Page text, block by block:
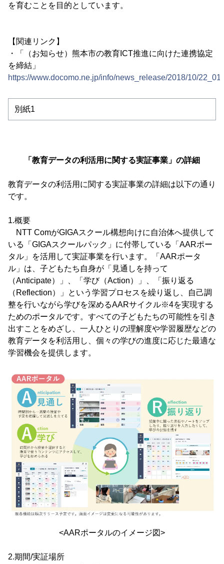
を育むことを目的としています。
【関連リンク】
・「（お知らせ）熊本市の教育ICT推進に向けた連携協定
を締結」
https://www.docomo.ne.jp/info/news_release/2018/10/
別紙1
「教育データの利活用に関する実証事業」の詳細
教育データの利活用に関する実証事業の詳細は以下の通り
です。
1.概要
NTT ComがGIGAスクール構想向けに自治体へ提供して
いる「GIGAスクールパック」に付帯している「AARポー
タル」を活用して実証事業を行います。「AARポータ
ル」は、子どもたち自身が「見通しを持って
（Anticipate）」、「学び（Action）」、「振り返る
（Reflection）」という学習プロセスを繰り返し、自己調
整を行いながら学びを深めるAARサイクル※4を実現する
ためのポータルです。すべての子どもたちの可能性を引き
出すことをめざし、一人ひとりの理解度や学習履歴などの
教育データを利活用し、個々の学びの進度に応じた最適な
学習機会を提供します。
<AARポータルのイメージ図>
2.期間/実証場所